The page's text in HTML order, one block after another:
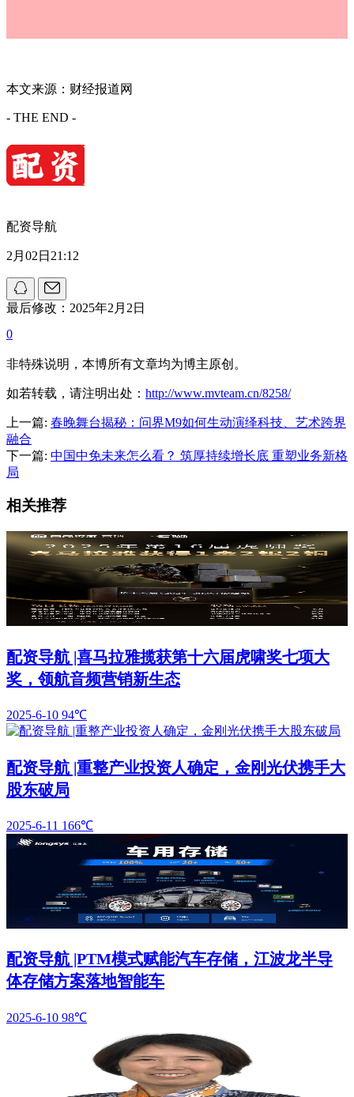
本文来源：财经报道网
- THE END -
配资导航
2月02日21:12
最后修改：2025年2月2日
0
非特殊说明，本博所有文章均为博主原创。
如若转载，请注明出处： http://www.mvteam.cn/8258/
上一篇: 春晚舞台揭秘：问界M9如何生动演绎科技、艺术跨界
融合
下一篇: 中国中免未来怎么看？ 筑厚持续增长底 重塑业务新格
局
相关推荐
配资导航 |喜马拉雅揽获第十六届虎啸奖七项大
奖，领航音频营销新生态
2025-6-10 94℃
配资导航 |重整产业投资人确定，金刚光伏携手大
股东破局
2025-6-11 166℃
配资导航 |PTM模式赋能汽车存储，江波龙半导
体存储方案落地智能车
2025-6-10 98℃